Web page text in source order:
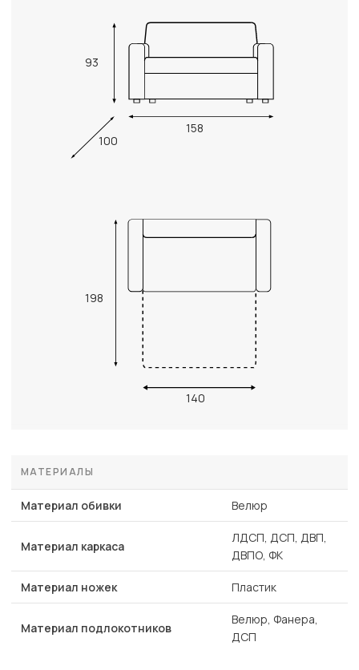
93
158
100
198
140
МАТЕРИАЛЫ
Материал обивки Велюр
Материал каркаса
ЛДСП, ДСП, ДВП,
ДВПО, ФК
Материал ножек Пластик
Материал подлокотников
Велюр, Фанера,
ДСП